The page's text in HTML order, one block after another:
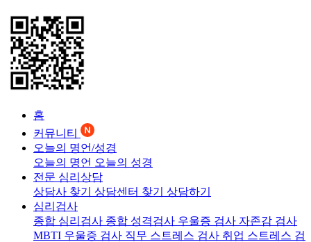
홈
커뮤니티
오늘의 명언/성경
오늘의 명언 오늘의 성경
전문 심리상담
상담사 찾기 상담센터 찾기 상담하기
심리검사
종합 심리검사 종합 성격검사 우울증 검사 자존감 검사
MBTI 우울증 검사 직무 스트레스 검사 취업 스트레스 검